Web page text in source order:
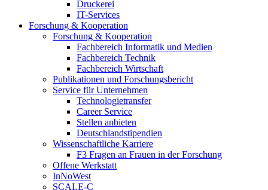
Druckerei
IT-Services
Forschung & Kooperation
Forschung & Kooperation
Fachbereich Informatik und Medien
Fachbereich Technik
Fachbereich Wirtschaft
Publikationen und Forschungsbericht
Service für Unternehmen
Technologietransfer
Career Service
Stellen anbieten
Deutschlandstipendien
Wissenschaftliche Karriere
F3 Fragen an Frauen in der Forschung
Offene Werkstatt
InNoWest
SCALE-C